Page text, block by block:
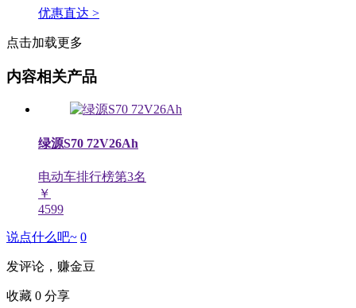
优惠直达 >
点击加载更多
内容相关产品
绿源S70 72V26Ah
电动车排行榜第3名
￥
4599
说点什么吧~ 0
发评论，赚金豆
收藏 0 分享